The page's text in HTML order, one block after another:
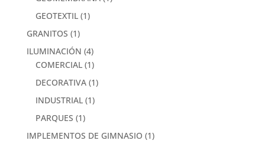
GEOTEXTIL (1)
GRANITOS (1)
ILUMINACIÓN (4)
COMERCIAL (1)
DECORATIVA (1)
INDUSTRIAL (1)
PARQUES (1)
IMPLEMENTOS DE GIMNASIO (1)